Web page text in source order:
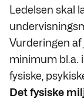
Ledelsen skal
Vurderingen
minimum bl.a.
fysiske,
Det fysiske